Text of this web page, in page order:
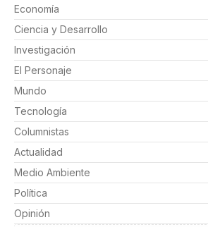
Economía
Ciencia y Desarrollo
Investigación
El Personaje
Mundo
Tecnología
Columnistas
Actualidad
Medio Ambiente
Política
Opinión